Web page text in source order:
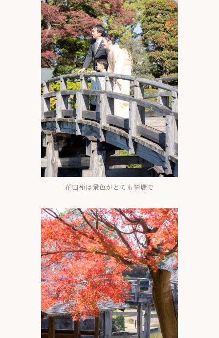
花田苑は景色がとても綺麗で